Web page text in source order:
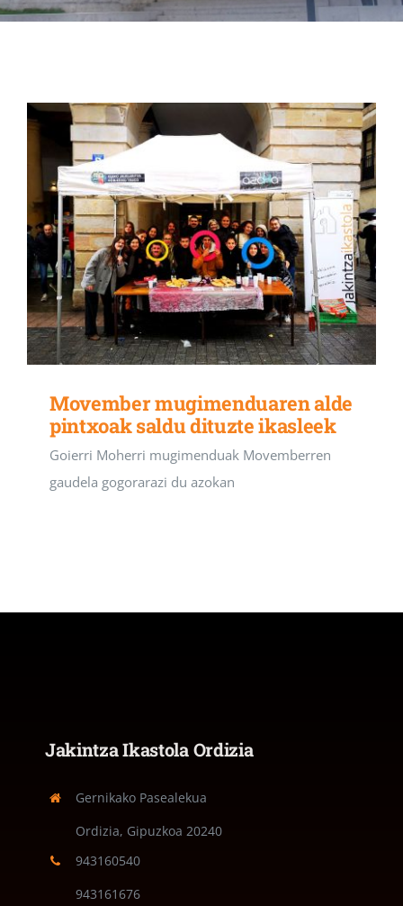
AGENDA 2030
Movember mugimenduaren alde
pintxoak saldu dituzte ikasleek
Goierri Moherri mugimenduak Movemberren
gaudela gogorarazi du azokan
Jakintza Ikastola Ordizia
Gernikako Pasealekua
Ordizia, Gipuzkoa 20240
943160540
943161676